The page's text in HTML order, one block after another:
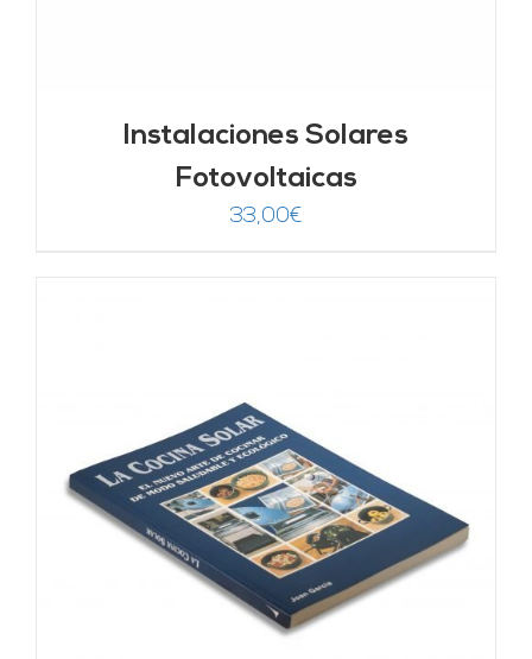
Instalaciones Solares
Fotovoltaicas
33,00€